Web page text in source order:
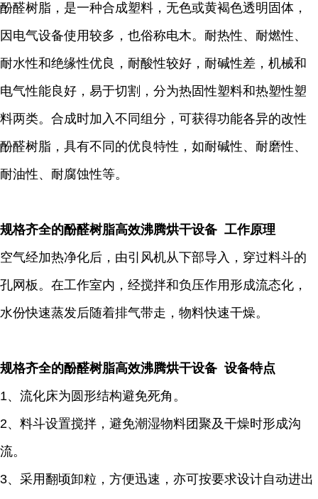
酚醛树脂，是一种合成塑料，无色或黄褐色透明固体，
因电气设备使用较多，也俗称电木。耐热性、耐燃性、
耐水性和绝缘性优良，耐酸性较好，耐碱性差，机械和
电气性能良好，易于切割，分为热固性塑料和热塑性塑
料两类。合成时加入不同组分，可获得功能各异的改性
酚醛树脂，具有不同的优良特性，如耐碱性、耐磨性、
耐油性、耐腐蚀性等。
规格齐全的酚醛树脂高效沸腾烘干设备 工作原理
空气经加热净化后，由引风机从下部导入，穿过料斗的
孔网板。在工作室内，经搅拌和负压作用形成流态化，
水份快速蒸发后随着排气带走，物料快速干燥。
规格齐全的酚醛树脂高效沸腾烘干设备 设备特点
1、流化床为圆形结构避免死角。
2、料斗设置搅拌，避免潮湿物料团聚及干燥时形成沟
流。
3、采用翻顷卸粒，方便迅速，亦可按要求设计自动进出